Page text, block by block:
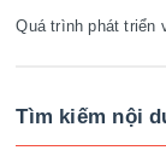
Quá trình phát triển
Tìm kiếm nội